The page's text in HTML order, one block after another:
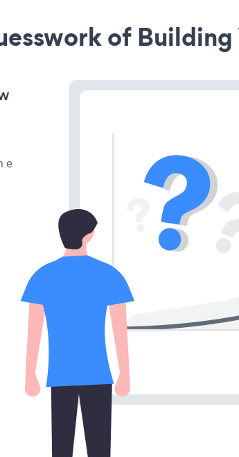
of Building
e